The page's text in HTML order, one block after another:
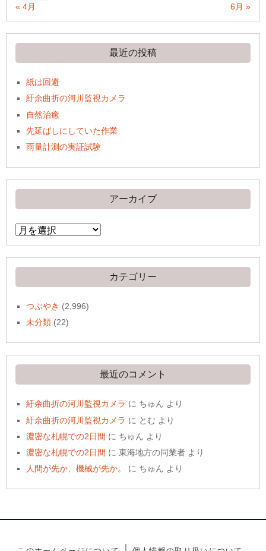
« 4月
6月 »
最近の投稿
紙は回避
紆余曲折の河川監視カメラ
自然治癒
先延ばしにしていた作業
雨量計測の実証試験
アーカイブ
ア
ー
イ
ブ
カテゴリー
つぶやき (2,996)
未分類 (22)
最近のコメント
紆余曲折の河川監視カメラ に ちゅん より
紆余曲折の河川監視カメラ に とむ より
濃密な札幌での2日間 に ちゅん より
濃密な札幌での2日間 に東海地方の同業者 より
人間が先か、機械が先か。
に ちゅん より